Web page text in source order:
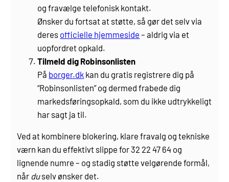
og fravælge telefonisk kontakt.
Ønsker du fortsat at støtte, så gør det selv via
deres officielle hjemmeside – aldrig via et
uopfordret opkald.
Tilmeld dig Robinsonlisten
På borger.dk kan du gratis registrere dig på
“Robinsonlisten” og dermed frabede dig
markedsføringsopkald, som du ikke udtrykkeligt
har sagt ja til.
Ved at kombinere blokering, klare fravalg og tekniske
værn kan du effektivt slippe for 32 22 47 64 og
lignende numre – og stadig støtte velgørende formål,
når duselv ønsker det.